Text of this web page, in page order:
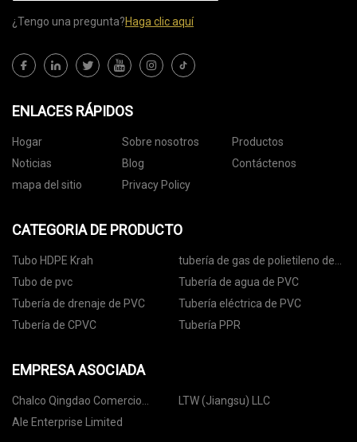
¿Tengo una pregunta?Haga clic aquí
ENLACES RÁPIDOS
Hogar Sobre nosotros
Productos
Noticias
Blog
Contáctenos
mapa del sitio
Privacy Policy
CATEGORIA DE PRODUCTO
Tubo HDPE Krah
tubería de gas de polietileno de
alta densidad
Tubo de pvc
Tubería de agua de PVC
Tubería de drenaje de PVC
Tubería eléctrica de PVC
Tubería de CPVC
Tubería PPR
EMPRESA ASOCIADA
Chalco Qingdao Comercio
Internacional Co., Ltd
LTW (Jiangsu) LLC
Ale Enterprise Limited